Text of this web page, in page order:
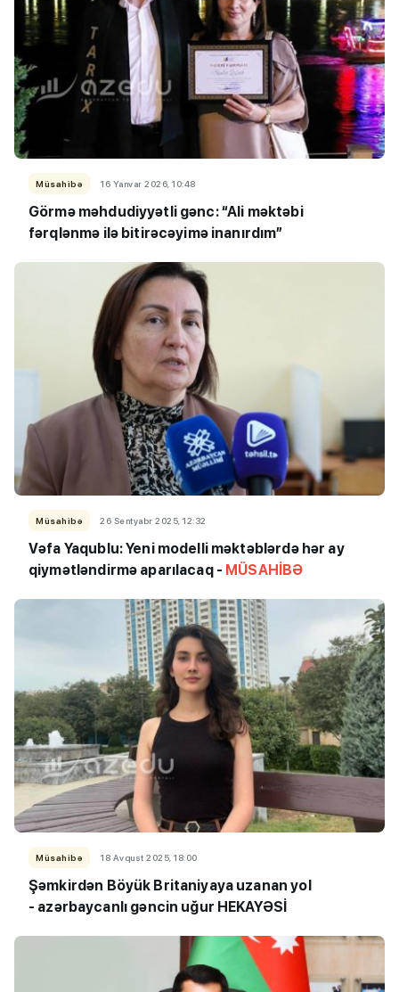
Müsahibə 16 Yanvar 2026, 10:48
Görmə məhdudiyyətli gənc: “Ali məktəbi
fərqlənmə ilə bitirəcəyimə inanırdım”
Müsahibə 26 Sentyabr 2025, 12:32
Vəfa Yaqublu: Yeni modelli məktəblərdə hər ay
qiymətləndirmə aparılacaq - MÜSAHİBƏ
Müsahibə 18 Avqust 2025, 18:00
Şəmkirdən Böyük Britaniyaya uzanan yol
- azərbaycanlı gəncin uğur HEKAYƏSİ